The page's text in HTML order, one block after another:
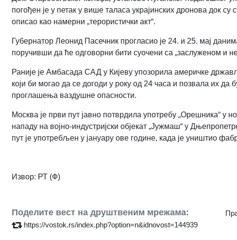
погођен је у петак у више таласа украјинских дронова док
описао као намерни „терористички акт“.
Губернатор Леонид Пасечник прогласио је 24. и 25. мај
поручивши да ће одговорни бити суочени са „заслуженом и
Раније је Амбасада САД у Кијеву упозорила америчке
који би могао да се догоди у року од 24 часа и позвала их да
проглашења ваздушне опасности.
Москва је први пут јавно потврдила употребу „Орешника“ у
нападу на војно-индустријски објекат „Јужмаш“ у
пут је употребљен у јануару ове године, када је уништио
Извор: РТ (Ф)
Поделите вест на друштвеним мрежама:
https://vostok.rs/index.php?option=n&idnovost=144939